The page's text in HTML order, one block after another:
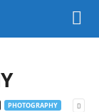
PHOTOGRAPHY